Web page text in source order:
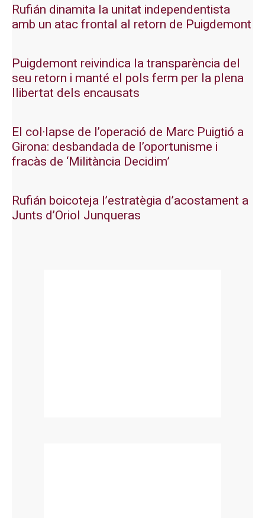
Rufián dinamita la unitat independentista
amb un atac frontal al retorn de Puigdemont
Puigdemont reivindica la transparència del
seu retorn i manté el pols ferm per la plena
llibertat dels encausats
El col·lapse de l’operació de Marc Puigtió a
Girona: desbandada de l’oportunisme i
fracàs de ‘Militància Decidim’
Rufián boicoteja l’estratègia d’acostament a
Junts d’Oriol Junqueras